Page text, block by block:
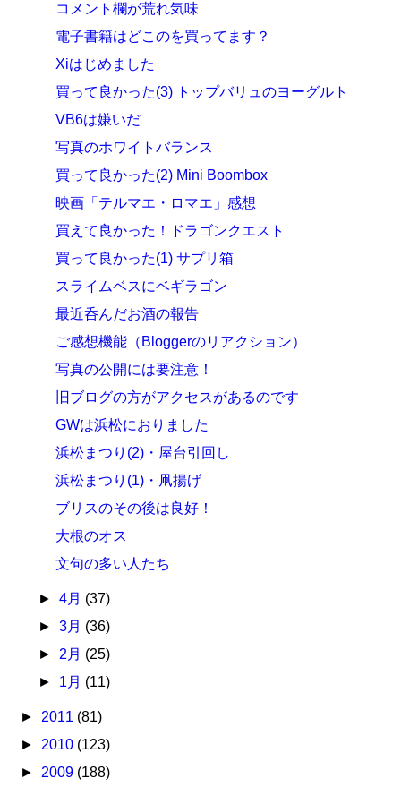
コメント欄が荒れ気味
電子書籍はどこのを買ってます？
Xiはじめました
買って良かった(3) トップバリュのヨーグルト
VB6は嫌いだ
写真のホワイトバランス
買って良かった(2) Mini Boombox
映画「テルマエ・ロマエ」感想
買えて良かった！ドラゴンクエスト
買って良かった(1) サプリ箱
スライムベスにベギラゴン
最近呑んだお酒の報告
ご感想機能（Bloggerのリアクション）
写真の公開には要注意！
旧ブログの方がアクセスがあるのです
GWは浜松におりました
浜松まつり(2)・屋台引回し
浜松まつり(1)・凧揚げ
ブリスのその後は良好！
大根のオス
文句の多い人たち
► 4月 (37)
► 3月 (36)
► 2月 (25)
► 1月 (11)
► 2011 (81)
► 2010 (123)
► 2009 (188)